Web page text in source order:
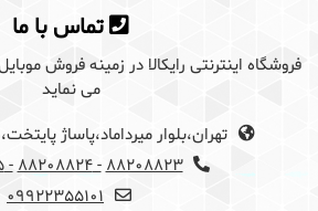
تماس با ما
فروشگاه اینترنتی رایکالا در زمینه فروش
می نماید
تهران،بلوار میرداماد،پاساژ پایتخت،طبقه
88208823
- 88208824
- 88208825
09922355101